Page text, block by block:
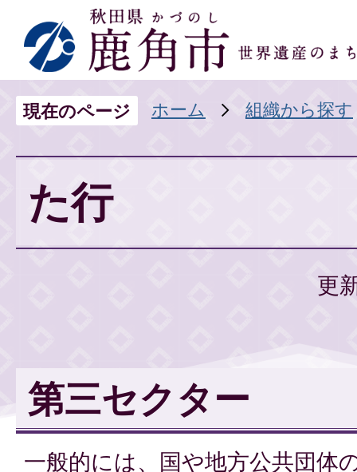
現在のページ ホーム 組織から探す
た行
更
第三セクター
一般的には、国や地方公共団体